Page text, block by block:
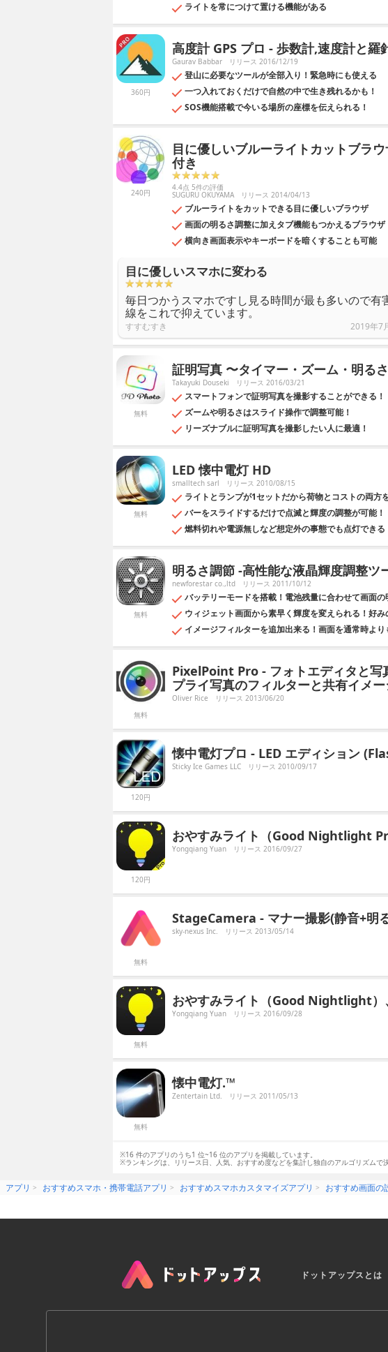
ライトを常につけて置ける機能がある
360円
高度計 GPS プロ - 歩数計,速度計と羅
Gaurav Babbar リリース 2016/12/19
登山に必要なツールが全部入り！緊急時にも使える
一つ入れておくだけで自然の中で生き残れるかも！
SOS機能搭載で今いる場所の座標を伝えられる！
240円
目に優しいブルーライトカットブラ
付き
4.4点 5件の評価
SUGURU OKUYAMA リリース 2014/04/13
ブルーライトをカットできる目に優しいブラウザ
画面の明るさ調整に加えタブ機能もつかえるブラウザ
横向き画面表示やキーボードを暗くすることも可能
目に優しいスマホに変わる
毎日つかうスマホですし見る時間が最も多いので有
線をこれで抑えています。
すすむすき 2019年7
無料
証明写真 〜タイマー・ズーム・明る
Takayuki Douseki リリース 2016/03/21
スマートフォンで証明写真を撮影することができる！
ズームや明るさはスライド操作で調整可能！
リーズナブルに証明写真を撮影したい人に最適！
無料
LED 懐中電灯 HD
smalltech sarl リリース 2010/08/15
ライトとランプが1セットだから荷物とコストの両方
バーをスライドするだけで点滅と輝度の調整が可能！
燃料切れや電源無しなど想定外の事態でも点灯できる
無料
明るさ調節 -高性能な液晶輝度調整ツ
newforestar co.,ltd リリース 2011/10/12
バッテリーモードを搭載！電池残量に合わせて画面の
ウィジェット画面から素早く輝度を変えられる！好み
イメージフィルターを追加出来る！画面を通常時よ
無料
PixelPoint Pro - フォトエディタと写
プライ写真のフィルターと共有イメ
Oliver Rice リリース 2013/06/20
120円
懐中電灯プロ - LED エディション
Sticky Ice Games LLC リリース 2010/09/17
120円
おやすみライト（Good Nightlight
Yongqiang Yuan リリース 2016/09/27
無料
StageCamera - マナー撮影(静音+明
sky-nexus Inc. リリース 2013/05/14
無料
おやすみライト（Good Nightlight）
Yongqiang Yuan リリース 2016/09/28
無料
懐中電灯.™
Zentertain Ltd. リリース 2011/05/13
※16 件のアプリのうち1 位~16 位のアプリを掲載しています。
※ランキングは、リリース日、人気、おすすめ度などを集計し独自のアルゴリズムで
アプリ おすすめスマホ・携帯電話アプリ おすすめスマホカスタマイズアプリ おすすめ画面の
ドットアップスとは